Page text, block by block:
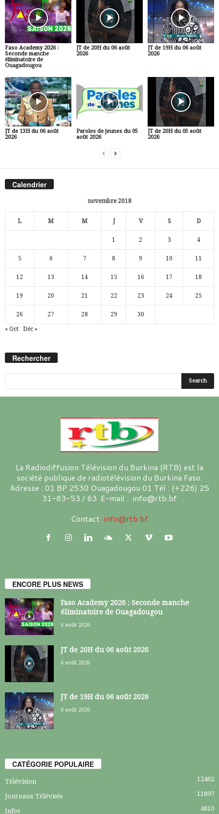
Faso Academy 2026 :
Seconde manche
éliminatoire de
Ouagadougou
JT de 20H du 06 août
2026
JT de 19H du 06 août
2026
JT de 13H du 06 août
2026
Paroles de jeunes du 05
août 2026
JT de 20H du 05 août
2026
Calendrier
novembre 2018
L M M J V S D
1 2 3 4
5 6 7 8 9 10 11
12 13 14 15 16 17 18
19 20 21 22 23 24 25
26 27 28 29 30
« Oct Déc »
Rechercher
La Radiodiffusion Télévision du Burkina (RTB) est la
société publique de radiotélévision du Burkina Faso.
Adresse : 01 BP 2530 Ouagadougou 01 Tél : (+226) 25
31-83-53 / 63 E-mail : info@rtb.bf
Contact: info@rtb.bf
ENCORE PLUS NEWS
Faso Academy 2026 : Seconde manche
éliminatoire de Ouagadougou
6 août 2026
JT de 20H du 06 août 2026
6 août 2026
JT de 19H du 06 août 2026
6 août 2026
CATÉGORIE POPULAIRE
Télévision 12462
Journaux Télévisés 11897
Infos 4810